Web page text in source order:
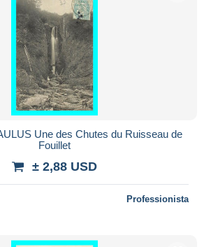
Une des Chutes du Ruisseau de
Fouillet
± 2,88 USD
Professionista